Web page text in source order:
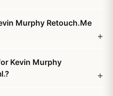
Murphy Retouch.Me
Kevin Murphy